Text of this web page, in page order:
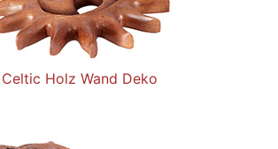
Celtic Holz Wand Deko